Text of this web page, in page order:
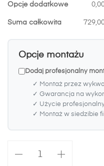
Opcje dodatkowe
Suma całkowita
Opcje montażu
Dodaj profesjonalny
✓ Montaż przez
✓ Gwarancja na
✓ Użycie
✓ Montaż w siedzibie